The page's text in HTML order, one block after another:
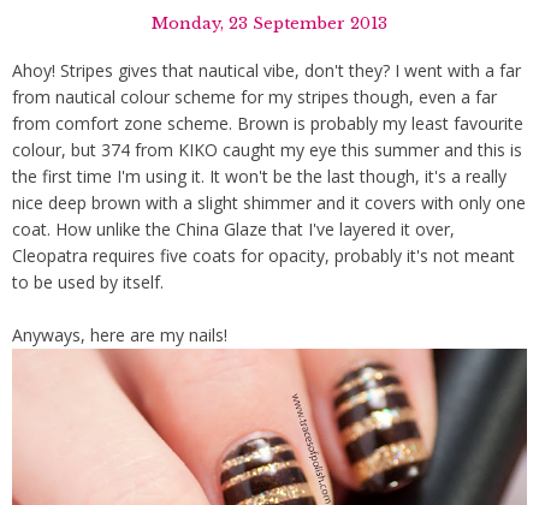
Monday, 23 September 2013
Ahoy! Stripes gives that nautical vibe, don't they? I went with a far
from nautical colour scheme for my stripes though, even a far
from comfort zone scheme. Brown is probably my least favourite
colour, but 374 from KIKO caught my eye this summer and this is
the first time I'm using it. It won't be the last though, it's a really
nice deep brown with a slight shimmer and it covers with only one
coat. How unlike the China Glaze that I've layered it over,
Cleopatra requires five coats for opacity, probably it's not meant
to be used by itself.
Anyways, here are my nails!